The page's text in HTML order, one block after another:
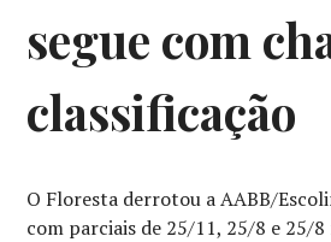
segue com
classificação
O Floresta derrotou a AABB/
com parciais de 25/11, 25/8 e 25/8